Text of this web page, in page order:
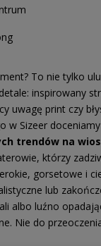
To nie tylko
inspirowany
uwagę print czy
w Sizeer
trendów na
którzy
gorsetowe i
lub
albo luźno
Nie do